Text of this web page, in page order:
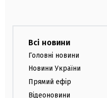
Всі новини
Головні новини
Новини України
Прямий ефір
Відеоновини